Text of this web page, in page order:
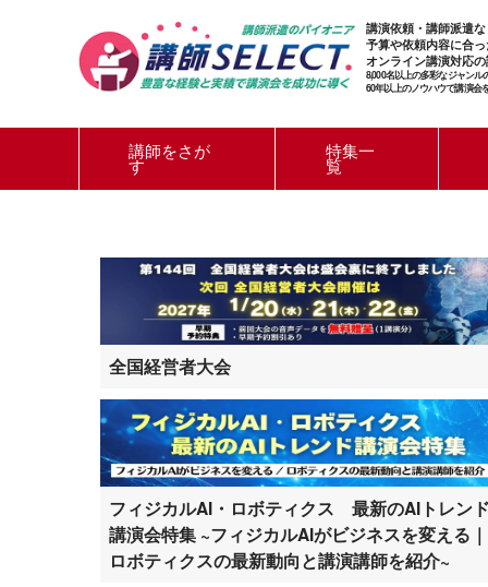
講演依頼・講師派遣
予算や依頼内容に合
オンライン講演対応
8,000名以上の多彩なジャンル
60年以上のノウハウで講演会
講師をさが
す
特集一
覧
全国経営者大会
フィジカルAI・ロボティクス 最新のAIトレン
講演会特集 ~フィジカルAIがビジネスを変える｜
ロボティクスの最新動向と講演講師を紹介~